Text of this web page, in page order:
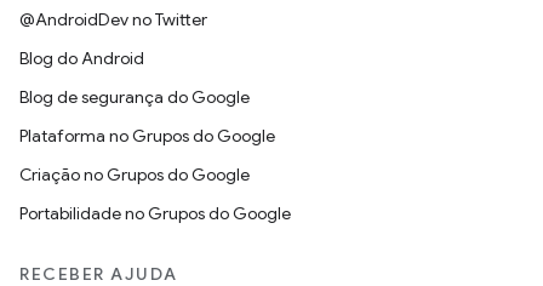
@AndroidDev no Twitter
Blog do Android
Blog de segurança do Google
Plataforma no Grupos do Google
Criação no Grupos do Google
Portabilidade no Grupos do Google
RECEBER AJUDA